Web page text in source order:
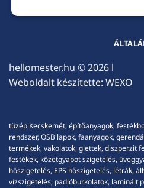
hellomester.hu © 2026 l
Weboldalt készítette: WEXO
tüzép Kecskemét, építőanyagok,
rendszer, OSB lapok, faanyagok,
termékek, vakolatok, glettek, diszperzit
festékek, kőzetgyapot szigetelés,
hőszigetelés, EPS hőszigetelés, létrák,
vízszigetelés, padlóburkolatok, laminált